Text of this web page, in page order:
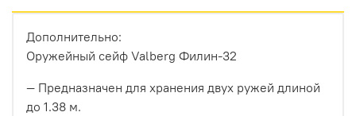
Дополнительно:
Оружейный сейф Valberg Филин-32
— Предназначен для хранения двух ружей длиной
до 1.38 м.